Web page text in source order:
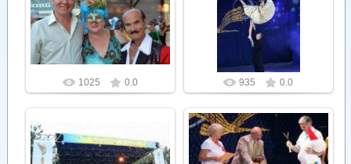
26.07.2012
Admin
1025 0.0
26.07.2012
Admin
935 0.0
26.07.2012 26.07.2012